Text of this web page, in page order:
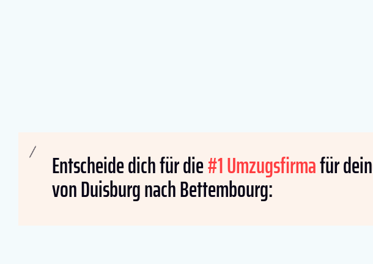
Entscheide dich für die#1 Umzugsfirmafür
von Duisburg nach Bettembourg: